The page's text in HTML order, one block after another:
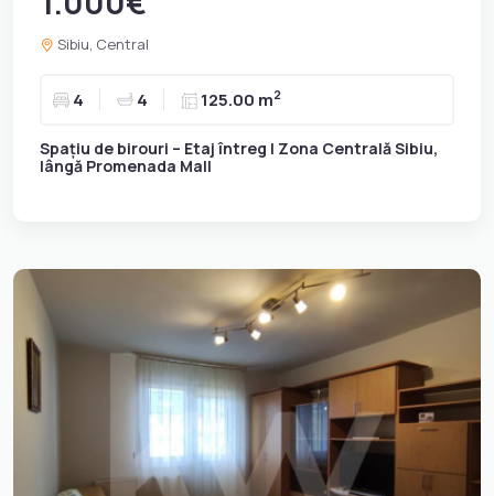
Sibiu, Central
4 4 125.00 m2
Spațiu de birouri – Etaj întreg | Zona Centrală Sibiu,
lângă Promenada Mall